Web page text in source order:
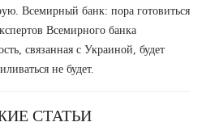
Всемирный банк: пора готовиться
Всемирного банка
связанная с Украиной, будет
не будет.
СТАТЬИ